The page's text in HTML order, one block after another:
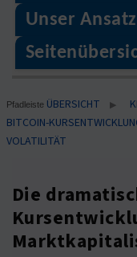
Unser Ansatz
Pfadleiste ÜBERSICHT ▶
BITCOIN-
VOLATILITÄT
Die